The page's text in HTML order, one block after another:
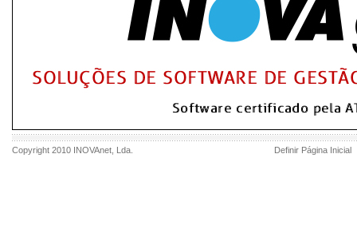
Copyright 2010 INOVAnet , Lda. Definir Página Inicial